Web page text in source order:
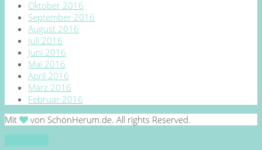
Oktober 2016
September 2016
August 2016
Juli 2016
Juni 2016
Mai 2016
April 2016
März 2016
Februar 2016
Mit
von SchönHerum.de. All rights Reserved.